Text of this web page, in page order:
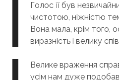
Голос її був
чистотою, ніжністю
Вона мала, крім того,
виразність і велику
Велике враження
усім нам дуже